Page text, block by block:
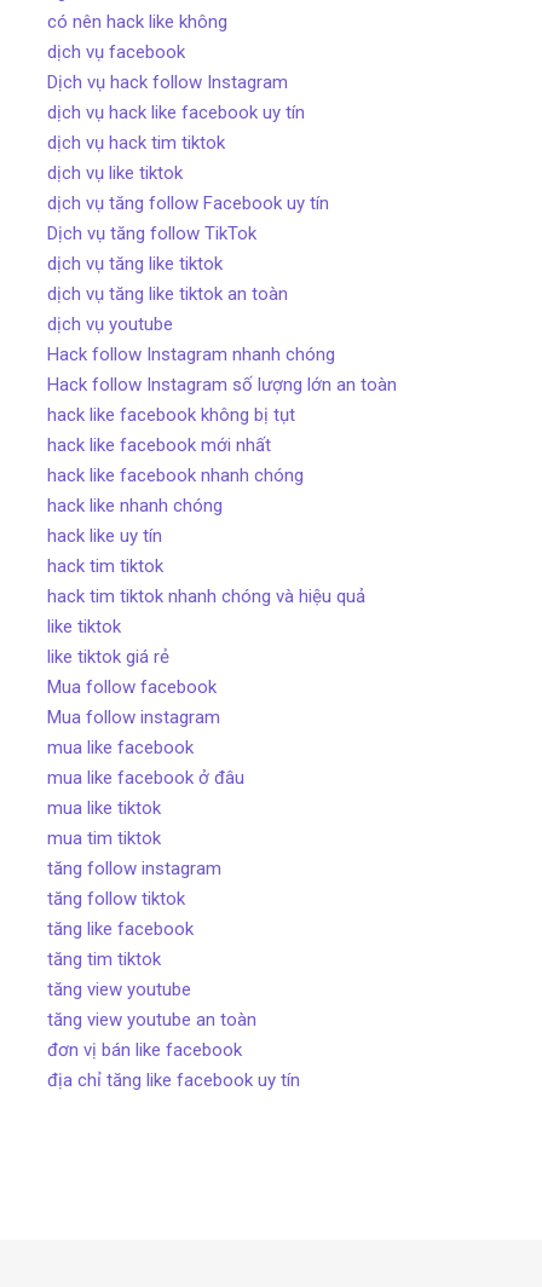
có nên hack like không
dịch vụ facebook
Dịch vụ hack follow Instagram
dịch vụ hack like facebook uy tín
dịch vụ hack tim tiktok
dịch vụ like tiktok
dịch vụ tăng follow Facebook uy tín
Dịch vụ tăng follow TikTok
dịch vụ tăng like tiktok
dịch vụ tăng like tiktok an toàn
dịch vụ youtube
Hack follow Instagram nhanh chóng
Hack follow Instagram số lượng lớn an toàn
hack like facebook không bị tụt
hack like facebook mới nhất
hack like facebook nhanh chóng
hack like nhanh chóng
hack like uy tín
hack tim tiktok
hack tim tiktok nhanh chóng và hiệu quả
like tiktok
like tiktok giá rẻ
Mua follow facebook
Mua follow instagram
mua like facebook
mua like facebook ở đâu
mua like tiktok
mua tim tiktok
tăng follow instagram
tăng follow tiktok
tăng like facebook
tăng tim tiktok
tăng view youtube
tăng view youtube an toàn
đơn vị bán like facebook
địa chỉ tăng like facebook uy tín